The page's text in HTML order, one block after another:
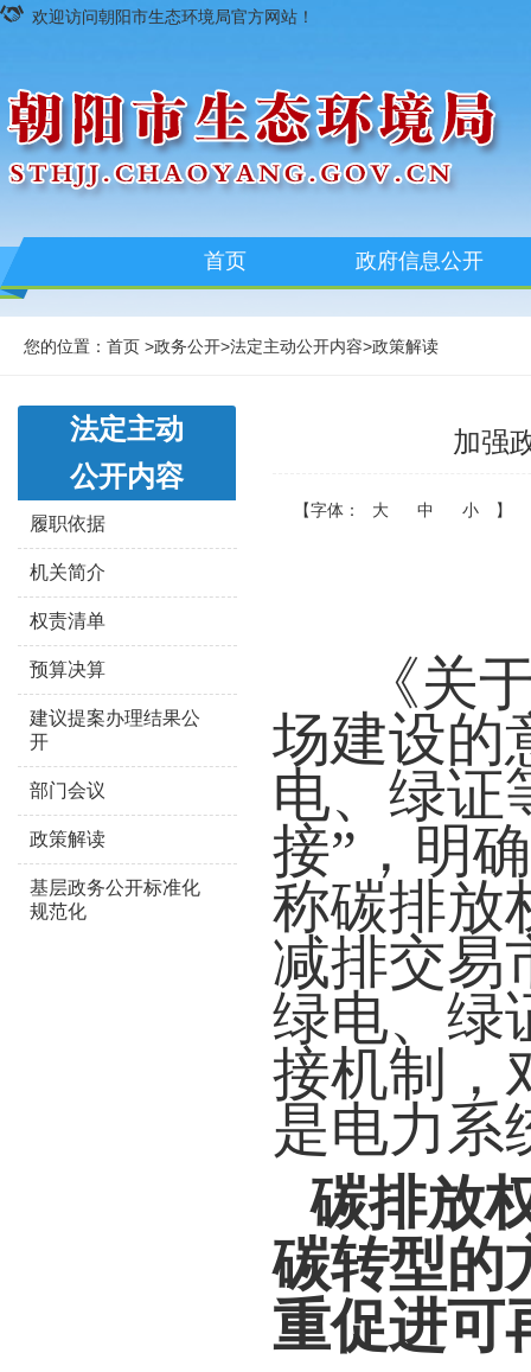
欢迎访问朝阳市生态环境局官方网站！
首页 政府信息公开
您的位置： 首页 >政务公开>法定主动公开内容>政策解读
法定主动
公开内容
履职依据
机关简介
权责清单
预算决算
建议提案办理结果公
开
部门会议
政策解读
基层政务公开标准化
规范化
加强
【字体： 大 中 小 】
《关
场建设的
电、绿证
接”，明
称碳排放
减排交易
绿电、绿
接机制，
是电力系
碳排放
碳转型的
重促进可